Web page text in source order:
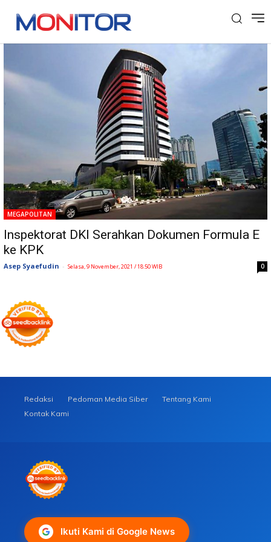
Tag: Inspektorat DKI
MEGAPOLITAN
Inspektorat DKI Serahkan Dokumen Formula E
ke KPK
Asep Syaefudin - Selasa, 9 November, 2021 / 18:50 WIB 0
Redaksi Pedoman Media Siber
Tentang Kami
Kontak Kami
Ikuti Kami di Google News